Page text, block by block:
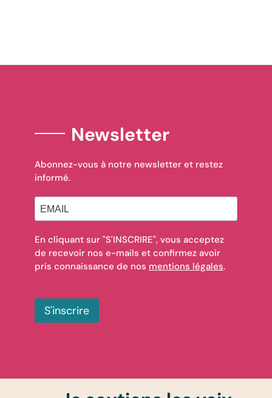
Newsletter
Abonnez-vous à notre newsletter et restez
informé.
En cliquant sur "S'INSCRIRE", vous acceptez
de recevoir nos e-mails et confirmez avoir
pris connaissance de nos mentions légales.
S'inscrire